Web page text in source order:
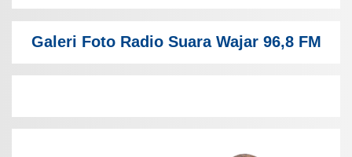
Galeri Foto Radio Suara Wajar 96,8 FM